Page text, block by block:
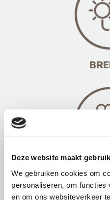
Deze website maakt
We gebruiken cookies om
personaliseren, om functies
en om ons websiteverkeer